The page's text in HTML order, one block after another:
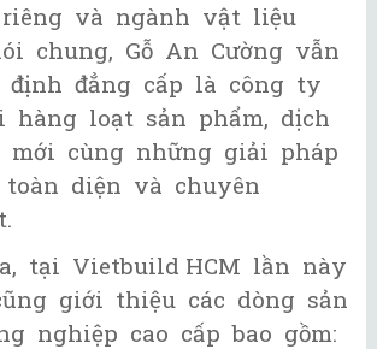
và ngành vật liệu
chung, Gỗ An Cường vẫn
định đẳng cấp là công ty
hàng loạt sản phẩm, dịch
mới cùng những giải pháp
diện và chuyên
tại Vietbuild HCM lần này
giới thiệu các dòng sản
nghiệp cao cấp bao gồm: